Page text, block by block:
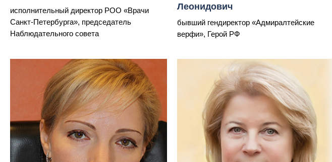
исполнительный директор РОО «Врачи
Санкт-Петербурга», председатель
Наблюдательного совета
Леонидович
бывший гендиректор «Адмиралтейские
верфи», Герой РФ